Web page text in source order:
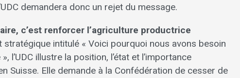
demandera donc un rejet du message.
c’est renforcer l’agriculture productrice
stratégique intitulé « Voici pourquoi nous avons besoin
l’UDC illustre la position, l’état et l’importance
Suisse. Elle demande à la Confédération de cesser de